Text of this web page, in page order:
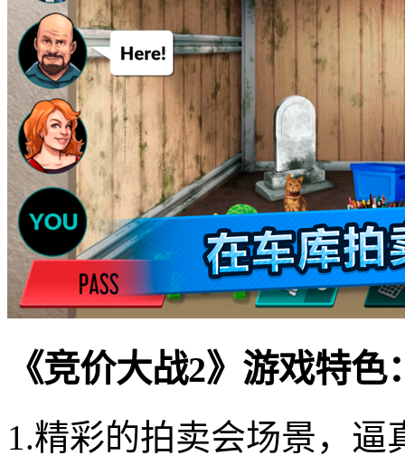
《竞价大战2》游戏特色
1.精彩的拍卖会场景，